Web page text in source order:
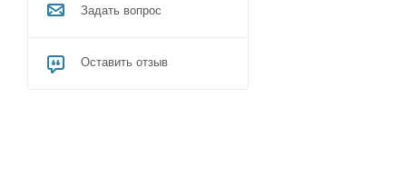
Задать вопрос
Оставить отзыв